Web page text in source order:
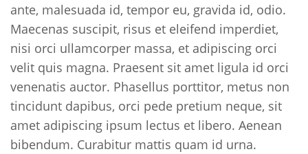
ante, malesuada id, tempor eu, gravida id, odio.
Maecenas suscipit, risus et eleifend imperdiet,
nisi orci ullamcorper massa, et adipiscing orci
velit quis magna. Praesent sit amet ligula id orci
venenatis auctor. Phasellus porttitor, metus non
tincidunt dapibus, orci pede pretium neque, sit
amet adipiscing ipsum lectus et libero. Aenean
bibendum. Curabitur mattis quam id urna.